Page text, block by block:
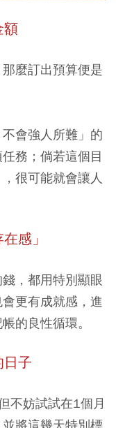
額
麼訂出預算便是
會強人所難」的
務；倘若這個目
很可能就會讓人
感」
，都用特別顯眼
更有成就感，進
的良性循環。
子
不妨試試在1個月